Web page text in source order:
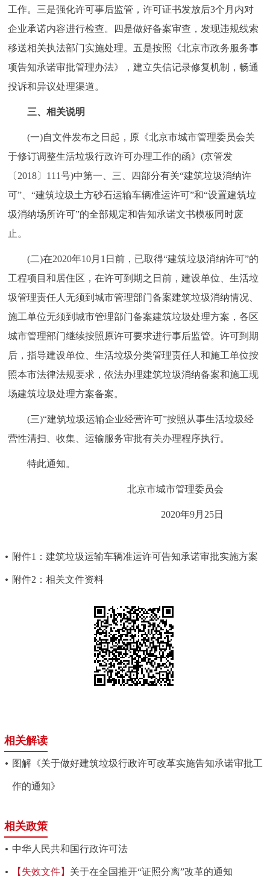
工作。三是强化许可事后监管，许可证书发放后3个月内对
企业承诺内容进行检查。四是做好备案审查，发现违规线索
移送相关执法部门实施处理。五是按照《北京市政务服务事
项告知承诺审批管理办法》，建立失信记录修复机制，畅通
投诉和异议处理渠道。
三、相关说明
(一)自文件发布之日起，原《北京市城市管理委员会关
于修订调整生活垃圾行政许可办理工作的函》(京管发
〔2018〕111号)中第一、三、四部分有关“建筑垃圾消纳许
可”、“建筑垃圾土方砂石运输车辆准运许可”和“设置建筑垃
圾消纳场所许可”的全部规定和告知承诺文书模板同时废
止。
(二)在2020年10月1日前，已取得“建筑垃圾消纳许可”的
工程项目和居住区，在许可到期之日前，建设单位、生活垃
圾管理责任人无须到城市管理部门备案建筑垃圾消纳情况、
施工单位无须到城市管理部门备案建筑垃圾处理方案，各区
城市管理部门继续按照原许可要求进行事后监管。许可到期
后，指导建设单位、生活垃圾分类管理责任人和施工单位按
照本市法律法规要求，依法办理建筑垃圾消纳备案和施工现
场建筑垃圾处理方案备案。
(三)“建筑垃圾运输企业经营许可”按照从事生活垃圾经
营性清扫、收集、运输服务审批有关办理程序执行。
特此通知。
北京市城市管理委员会
2020年9月25日
附件1：建筑垃圾运输车辆准运许可告知承诺审批实施方案
附件2：相关文件资料
相关解读
图解《关于做好建筑垃圾行政许可改革实施告知承诺审批工
作的通知》
相关政策
中华人民共和国行政许可法
【失效文件】 关于在全国推开“证照分离”改革的通知